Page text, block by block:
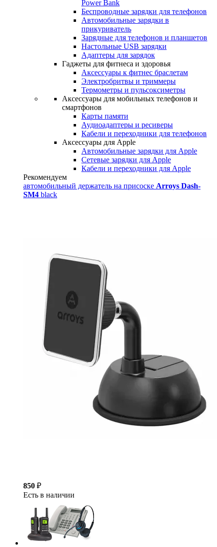
Power Bank
Беспроводные зарядки для телефонов
Автомобильные зарядки в
прикуриватель
Зарядные для телефонов и планшетов
Настольные USB зарядки
Адаптеры для зарядок
Гаджеты для фитнеса и здоровья
Аксессуары к фитнес браслетам
Электробритвы и триммеры
Термометры и пульсоксиметры
Аксессуары для мобильных телефонов и
смартфонов
Карты памяти
Аудиоадаптеры и ресиверы
Кабели и переходники для телефонов
Аксессуары для Apple
Автомобильные зарядки для Apple
Сетевые зарядки для Apple
Кабели и переходники для Apple
Рекомендуем
автомобильный держатель на присоске Arroys Dash-
SM4 black
850 ₽
Есть в наличии